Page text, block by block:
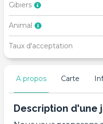
Gibiers
Animal
Taux d'acceptation
A propos Carte
Description d'une